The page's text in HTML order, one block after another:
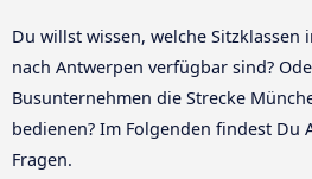
Du willst wissen, welche Sitzklassen
nach Antwerpen verfügbar sind?
Busunternehmen die Strecke
bedienen? Im Folgenden findest Du
Fragen.